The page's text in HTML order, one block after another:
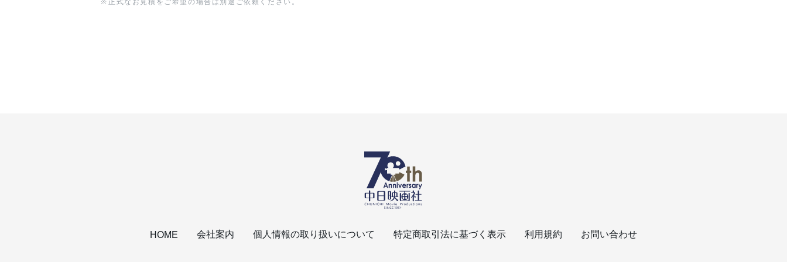
※ 正式なお見積をご希望の場合は別途ご依頼ください。
HOME 会社案内 個人情報の取り扱いについて 特定商取引法に基づく表示 利用規約 お問い合わせ